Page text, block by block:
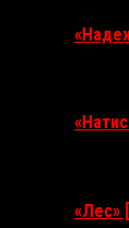
«Лес»